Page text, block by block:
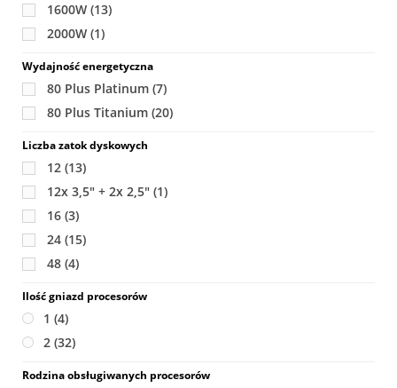
1600W (13)
2000W (1)
Wydajność energetyczna
80 Plus Platinum (7)
80 Plus Titanium (20)
Liczba zatok dyskowych
12 (13)
12x 3,5" + 2x 2,5" (1)
16 (3)
24 (15)
48 (4)
Ilość gniazd procesorów
1 (4)
2 (32)
Rodzina obsługiwanych procesorów